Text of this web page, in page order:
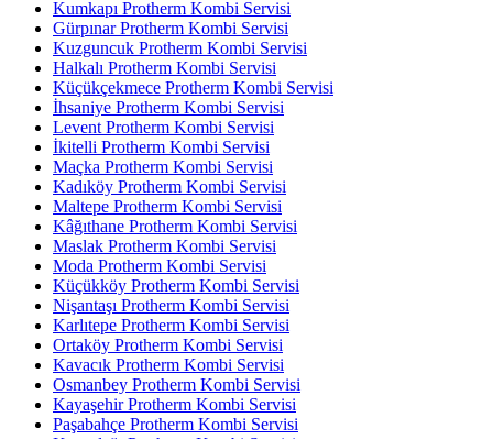
Kumkapı Protherm Kombi Servisi
Gürpınar Protherm Kombi Servisi
Kuzguncuk Protherm Kombi Servisi
Halkalı Protherm Kombi Servisi
Küçükçekmece Protherm Kombi Servisi
İhsaniye Protherm Kombi Servisi
Levent Protherm Kombi Servisi
İkitelli Protherm Kombi Servisi
Maçka Protherm Kombi Servisi
Kadıköy Protherm Kombi Servisi
Maltepe Protherm Kombi Servisi
Kâğıthane Protherm Kombi Servisi
Maslak Protherm Kombi Servisi
Moda Protherm Kombi Servisi
Küçükköy Protherm Kombi Servisi
Nişantaşı Protherm Kombi Servisi
Karlıtepe Protherm Kombi Servisi
Ortaköy Protherm Kombi Servisi
Kavacık Protherm Kombi Servisi
Osmanbey Protherm Kombi Servisi
Kayaşehir Protherm Kombi Servisi
Paşabahçe Protherm Kombi Servisi